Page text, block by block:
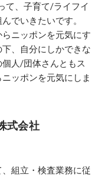
て、子育て/ライフイ
でいきたいです。
らニッポンを元気にす
、自分にしかできな
人/団体さんともス
ッポンを元気にしま
式会社
組立・検査業務に従